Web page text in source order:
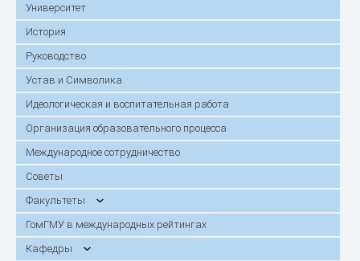
Университет
История
Руководство
Устав и Символика
Идеологическая и воспитательная работа
Организация образовательного процесса
Международное сотрудничество
Советы
Факультеты
ГомГМУ в международных рейтингах
Кафедры